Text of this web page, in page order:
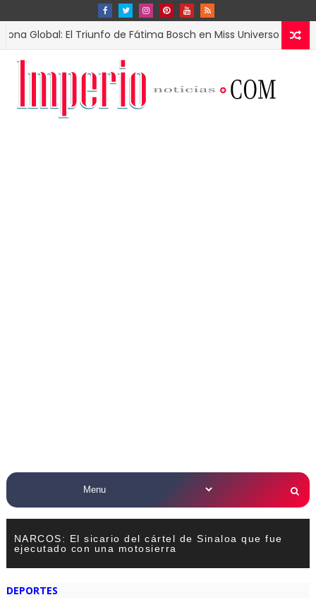
El Triunfo de Fátima Bosch en Miss Universo 2025
NARCOS: El sicario del cártel de Sinaloa que fue
ejecutado con una motosierra
DEPORTES